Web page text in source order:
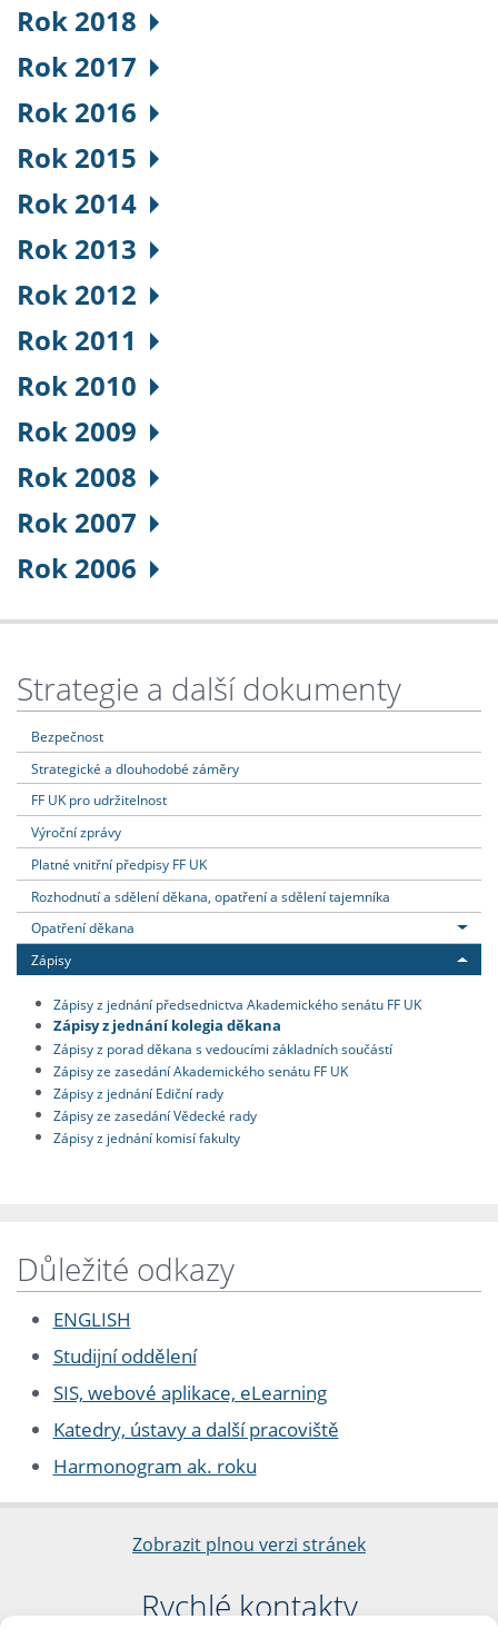
Rok 2018
Rok 2017
Rok 2016
Rok 2015
Rok 2014
Rok 2013
Rok 2012
Rok 2011
Rok 2010
Rok 2009
Rok 2008
Rok 2007
Rok 2006
Strategie a další dokumenty
Bezpečnost
Strategické a dlouhodobé záměry
FF UK pro udržitelnost
Výroční zprávy
Platné vnitřní předpisy FF UK
Rozhodnutí a sdělení děkana, opatření a sdělení tajemníka
Opatření děkana
Zápisy
Zápisy z jednání předsednictva Akademického senátu FF UK
Zápisy z jednání kolegia děkana
Zápisy z porad děkana s vedoucími základních součástí
Zápisy ze zasedání Akademického senátu FF UK
Zápisy z jednání Ediční rady
Zápisy ze zasedání Vědecké rady
Zápisy z jednání komisí fakulty
Důležité odkazy
ENGLISH
Studijní oddělení
SIS, webové aplikace, eLearning
Katedry, ústavy a další pracoviště
Harmonogram ak. roku
Zobrazit plnou verzi stránek
Rychlé kontakty